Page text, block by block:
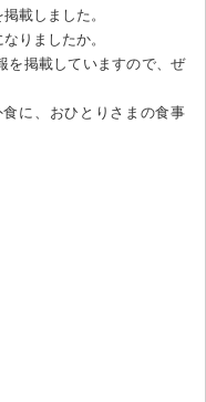
載しました。
りましたか。
を掲載していますので、ぜ
に、おひとりさまの食事